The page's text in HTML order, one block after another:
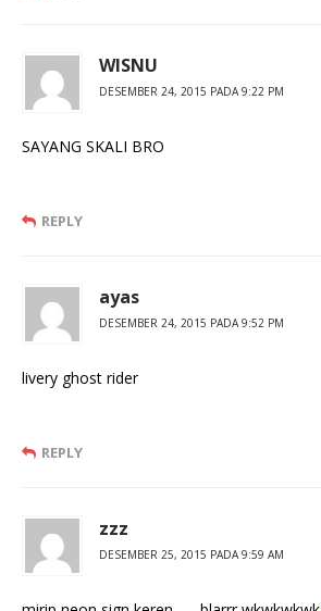
WISNU
DESEMBER 24, 2015 PADA 9:22 PM
SAYANG SKALI BRO
REPLY
ayas
DESEMBER 24, 2015 PADA 9:52 PM
livery ghost rider
REPLY
zzz
DESEMBER 25, 2015 PADA 9:59 AM